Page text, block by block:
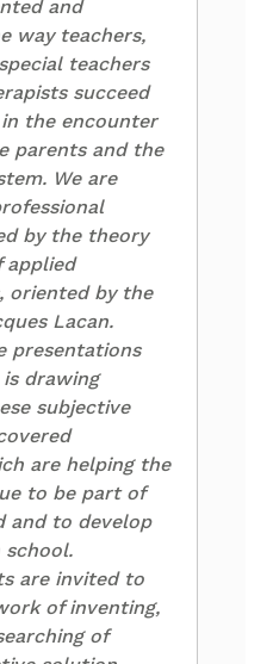
and
way teachers,
teachers
succeed
the encounter
parents and the
We are
by the theory
applied
oriented by the
Lacan.
presentations
drawing
subjective
are helping the
to be part of
and to develop
are invited to
of inventing,
of